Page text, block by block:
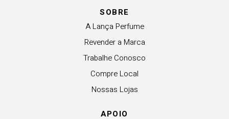
SOBRE
A Lança Perfume
Revender a Marca
Trabalhe Conosco
Compre Local
Nossas Lojas
APOIO